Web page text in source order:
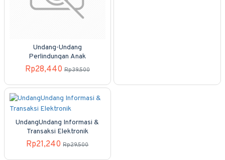
Undang-Undang
Perlindungan Anak
Rp28,440 Rp39,500
UndangUndang Informasi &
Transaksi Elektronik
Rp21,240 Rp29,500